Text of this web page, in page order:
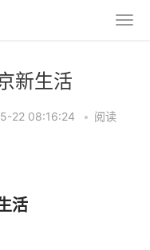
新生活
22 08:16:24 • 阅读
活